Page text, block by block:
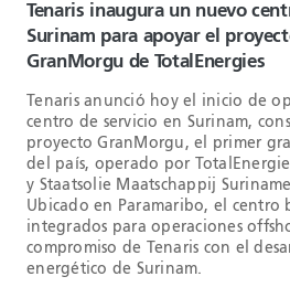
Tenaris inaugura un nuevo
Surinam para apoyar el
GranMorgu de TotalEnergies
Tenaris anunció hoy el inicio de
centro de servicio en Surinam,
proyecto GranMorgu, el primer
del país, operado por
y Staatsolie Maatschappij
Ubicado en Paramaribo, el centro
integrados para operaciones
compromiso de Tenaris con el
energético de Surinam.